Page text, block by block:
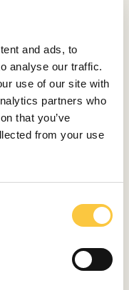
and ads, to
analyse our traffic.
use of our site with
partners who
that you’ve
from your use
líneas.
coche, la artesanal
directo a
a este Rolls-
de temática
diseño de
náutica.
navegación a
del
su aventura